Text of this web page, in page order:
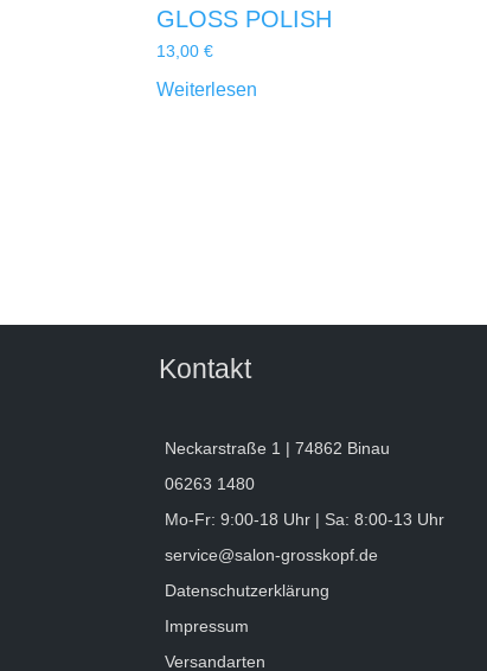
GLOSS POLISH
13,00 €
Weiterlesen
Kontakt
Neckarstraße 1 | 74862 Binau
06263 1480
Mo-Fr: 9:00-18 Uhr | Sa: 8:00-13 Uhr
service@salon-grosskopf.de
Datenschutzerklärung
Impressum
Versandarten